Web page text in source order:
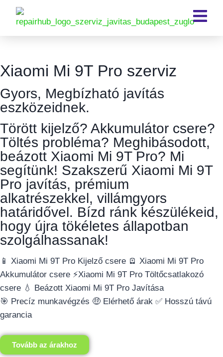
Xiaomi Mi 9T Pro szerviz
Gyors, Megbízható javítás
eszközeidnek.
Törött kijelző? Akkumulátor csere?
Töltés probléma? Meghibásodott,
beázott Xiaomi Mi 9T Pro? Mi
segítünk! Szakszerű Xiaomi Mi 9T
Pro javítás, prémium
alkatrészekkel, villámgyors
határidővel. Bízd ránk készülékeid,
hogy újra tökéletes állapotban
szolgálhassanak!
📱 Xiaomi Mi 9T Pro Kijelző csere 🪫 Xiaomi Mi 9T Pro
Akkumulátor csere ⚡️Xiaomi Mi 9T Pro Töltőcsatlakozó
csere 💧 Beázott Xiaomi Mi 9T Pro Javítása
🎯 Precíz munkavégzés 🤑 Elérhető árak ✅ Hosszú távú
garancia
Tovább az árakhoz